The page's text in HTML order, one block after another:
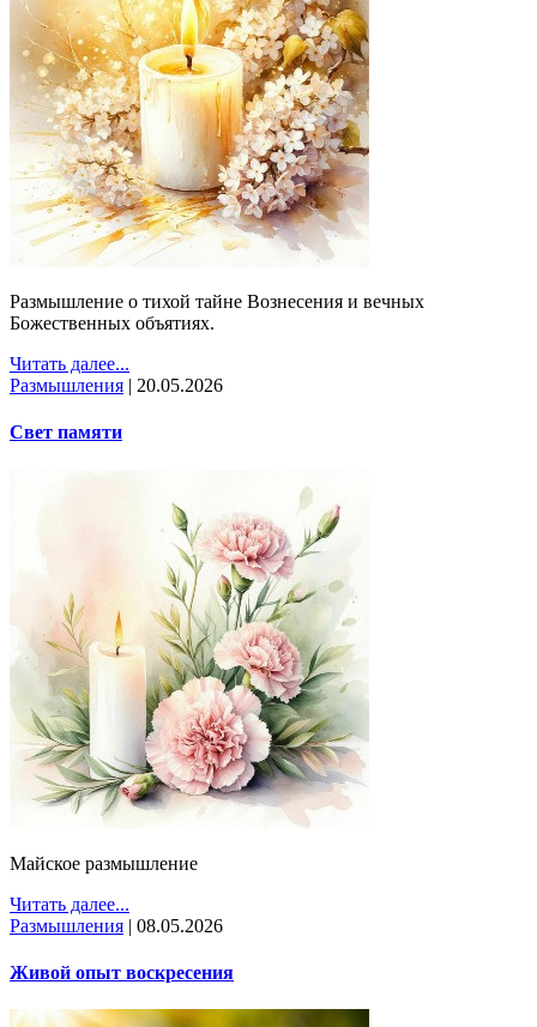
Размышление о тихой тайне Вознесения и вечных
Божественных объятиях.
Читать далее...
Размышления | 20.05.2026
Свет памяти
Майское размышление
Читать далее...
Размышления | 08.05.2026
Живой опыт воскресения